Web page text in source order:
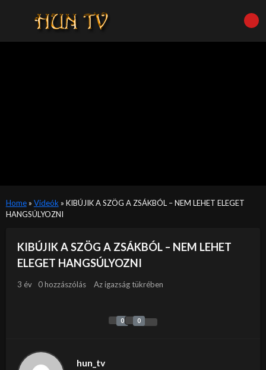
Home» Videók » KIBÚJIK A SZÖG A ZSÁKBÓL – NEM LEHET ELEGET
HANGSÚLYOZNI
KIBÚJIK A SZÖG A ZSÁKBÓL – NEM LEHET
ELEGET HANGSÚLYOZNI
3 év 0 hozzászólás Az igazság tükrében
0 0
hun_tv